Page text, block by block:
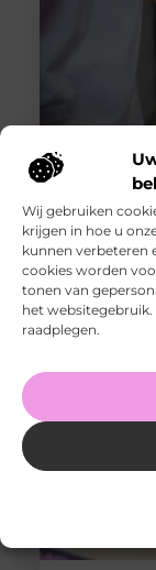
Wij gebruiken
krijgen in hoe u
kunnen verbeteren
cookies worden
tonen van
het
raadplegen.
Fysiotherapie
doelgericht
Goed artikel?
Share on
LinkedIn